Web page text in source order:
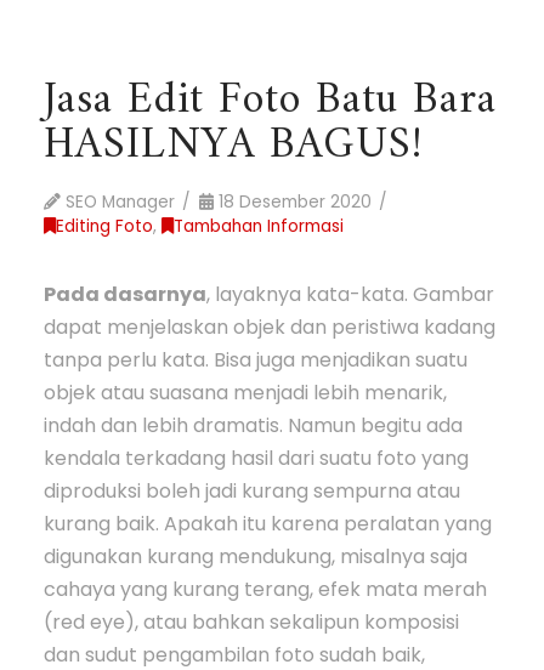
Jasa Edit Foto Batu Bara
HASILNYA BAGUS!
SEO Manager
18 Desember 2020
Editing Foto, Tambahan Informasi
Pada dasarnya, layaknya kata-kata. Gambar
dapat menjelaskan objek dan peristiwa kadang
tanpa perlu kata. Bisa juga menjadikan suatu
objek atau suasana menjadi lebih menarik,
indah dan lebih dramatis. Namun begitu ada
kendala terkadang hasil dari suatu foto yang
diproduksi boleh jadi kurang sempurna atau
kurang baik. Apakah itu karena peralatan yang
digunakan kurang mendukung, misalnya saja
cahaya yang kurang terang, efek mata merah
(red eye), atau bahkan sekalipun komposisi
dan sudut pengambilan foto sudah baik,